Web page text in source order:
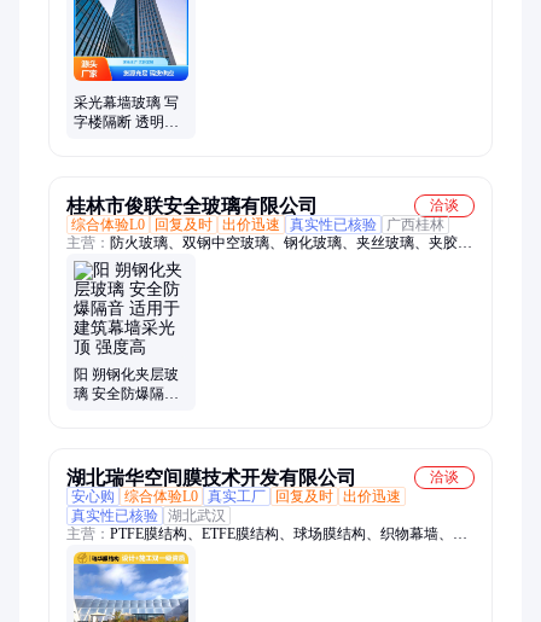
采光幕墙玻璃 写
字楼隔断 透明度
桂林市俊联安全玻璃有限公司
洽谈
综合体验L0
回复及时 出价迅速 真实性已核验
广西桂林
主营： 防火玻璃、双钢中空玻璃、钢化玻璃、夹丝玻璃、夹胶玻
璃、夹层玻璃、艺术玻璃、防弹玻璃、Low-E玻璃、镜框玻璃、
玻璃
阳 朔钢化夹层玻
璃 安全防爆隔音
湖北瑞华空间膜技术开发有限公司
洽谈
安心购
综合体验L0 真实工厂 回复及时 出价迅速
真实性已核验 湖北武汉
主营： PTFE膜结构、ETFE膜结构、球场膜结构、织物幕墙、停
车棚膜结构、体育场馆膜结构、看台膜结构、景观膜结构、充电
桩雨棚膜结构、舞台膜结构